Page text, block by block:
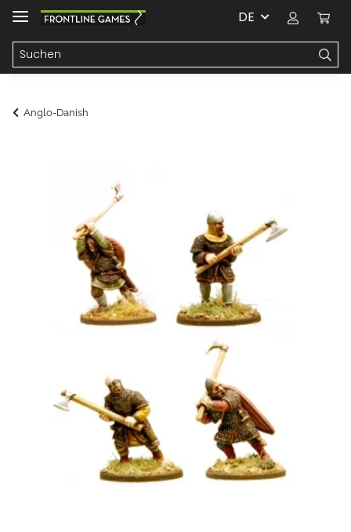
DE
Anglo-Danish